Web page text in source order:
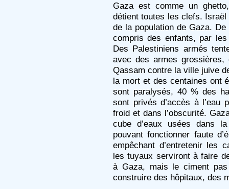
Gaza est comme un
détient toutes les clefs.
de la population de Gaza.
compris des enfants, par
Des Palestiniens armés
avec des armes grossières,
Qassam contre la ville juive
la mort et des centaines ont
sont paralysés, 40 % des
sont privés d’accès à l’eau
froid et dans l’obscurité.
cube d’eaux usées dans
pouvant fonctionner faute
empêchant d’entretenir les
les tuyaux serviront à faire
à Gaza, mais le ciment pas
construire des hôpitaux, des